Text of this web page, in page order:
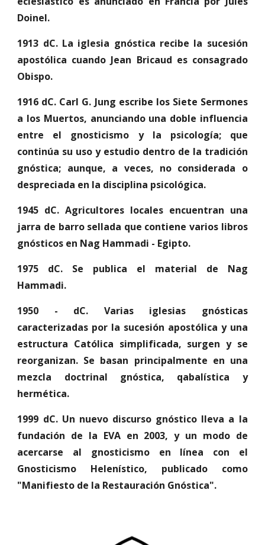
Doinel.
1913 dC. La iglesia gnóstica recibe la sucesión
apostólica cuando Jean Bricaud es consagrado
Obispo.
1916 dC. Carl G. Jung escribe los Siete Sermones
a los Muertos, anunciando una doble influencia
entre el gnosticismo y la psicología; que
continúa su uso y estudio dentro de la tradición
gnóstica; aunque, a veces, no considerada o
despreciada en la disciplina psicológica.
1945 dC. Agricultores locales encuentran una
jarra de barro sellada que contiene varios libros
gnósticos en Nag Hammadi - Egipto.
1975 dC. Se publica el material de Nag
Hammadi.
1950 - dC. Varias iglesias gnósticas
caracterizadas por la sucesión apostólica y una
estructura Católica simplificada, surgen y se
reorganizan. Se basan principalmente en una
mezcla doctrinal gnóstica, qabalística y
hermética.
1999 dC. Un nuevo discurso gnóstico lleva a la
fundación de la EVA en 2003, y un modo de
acercarse al gnosticismo en línea con el
Gnosticismo Helenístico, publicado como
"Manifiesto de la Restauración Gnóstica".